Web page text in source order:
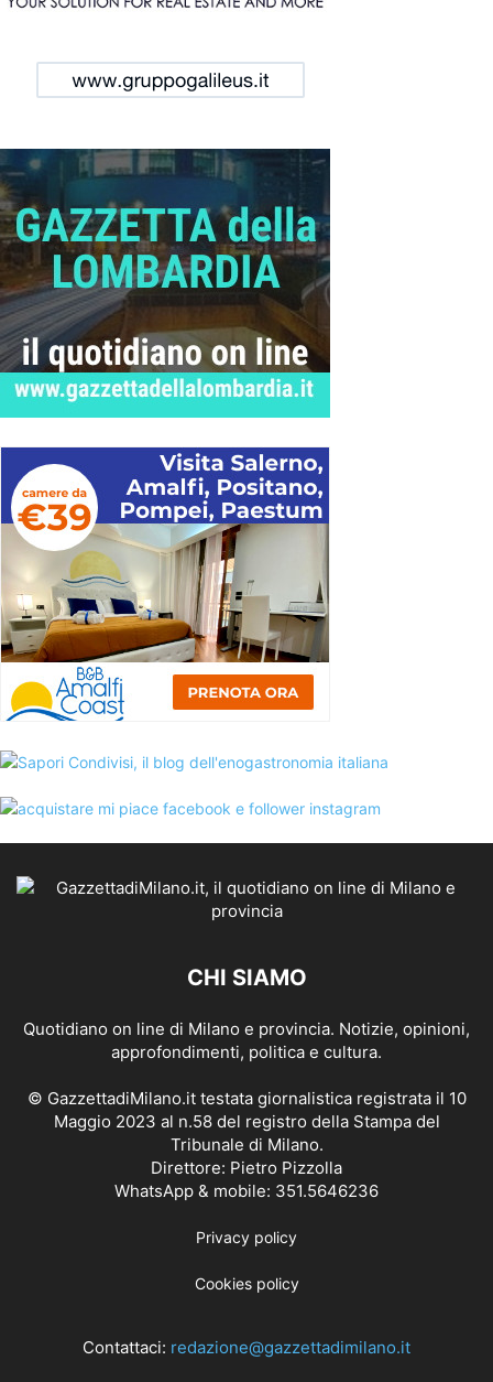
CHI SIAMO
Quotidiano on line di Milano e provincia. Notizie, opinioni,
approfondimenti, politica e cultura.
© GazzettadiMilano.it testata giornalistica registrata il 10
Maggio 2023 al n.58 del registro della Stampa del
Tribunale di Milano.
Direttore: Pietro Pizzolla
WhatsApp & mobile: 351.5646236
Privacy policy
Cookies policy
Contattaci: redazione@gazzettadimilano.it